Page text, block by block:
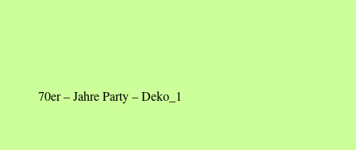
70er – Jahre Party – Deko_1